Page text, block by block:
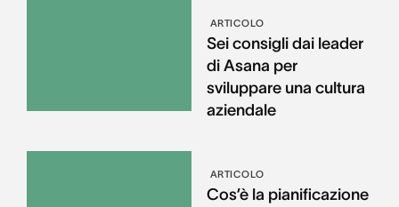
ARTICOLO
Sei consigli dai leader
di Asana per
sviluppare una cultura
aziendale
ARTICOLO
Cos’è la pianificazione